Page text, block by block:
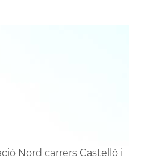
Nord carrers Castelló i